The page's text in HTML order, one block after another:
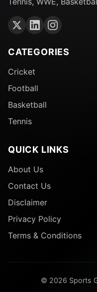
CATEGORIES
Cricket
Football
Basketball
Tennis
QUICK LINKS
About Us
Contact Us
Disclaimer
Privacy Policy
Terms & Conditions
© 2026 Sports